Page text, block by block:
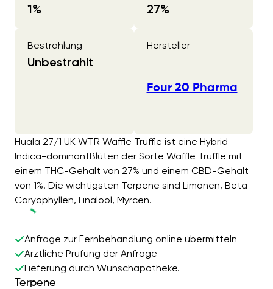
1% 27%
Bestrahlung
Unbestrahlt
Hersteller
Four 20 Pharma
Huala 27/1 UK WTR Waffle Truffle ist eine Hybrid
Indica-dominantBlüten der Sorte Waffle Truffle mit
einem THC-Gehalt von 27% und einem CBD-Gehalt
von 1%. Die wichtigsten Terpene sind Limonen, Beta-
Caryophyllen, Linalool, Myrcen.
Anfrage zur Fernbehandlung online übermitteln
Ärztliche Prüfung der Anfrage
Lieferung durch Wunschapotheke.
Terpene